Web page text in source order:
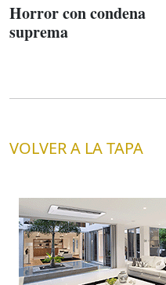
Horror con condena
suprema
VOLVER A LA TAPA